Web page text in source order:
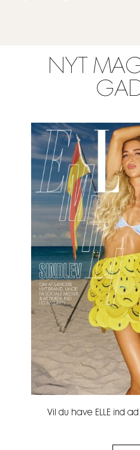
NYT
Vil du have ELLE ind